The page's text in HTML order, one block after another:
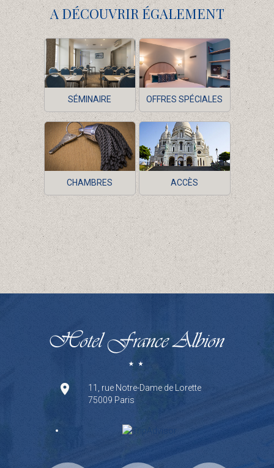
A DÉCOUVRIR ÉGALEMENT
SÉMINAIRE OFFRES SPÉCIALES
CHAMBRES ACCÈS
11, rue Notre-Dame de Lorette
75009 Paris